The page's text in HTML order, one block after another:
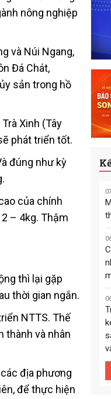
nông nghiệp
và Núi Ngang,
Đá Chát,
sản trong hồ
Xinh (Tây
phát triển tốt.
đúng như kỳ
của chính
– 4kg. Thậm
thì lại gặp
thời gian ngắn.
NTTS. Thế
thành và nhân
địa phương
để thực hiện